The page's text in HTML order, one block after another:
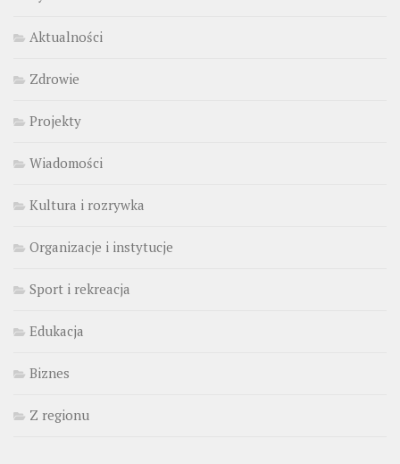
Aktualności
Zdrowie
Projekty
Wiadomości
Kultura i rozrywka
Organizacje i instytucje
Sport i rekreacja
Edukacja
Biznes
Z regionu